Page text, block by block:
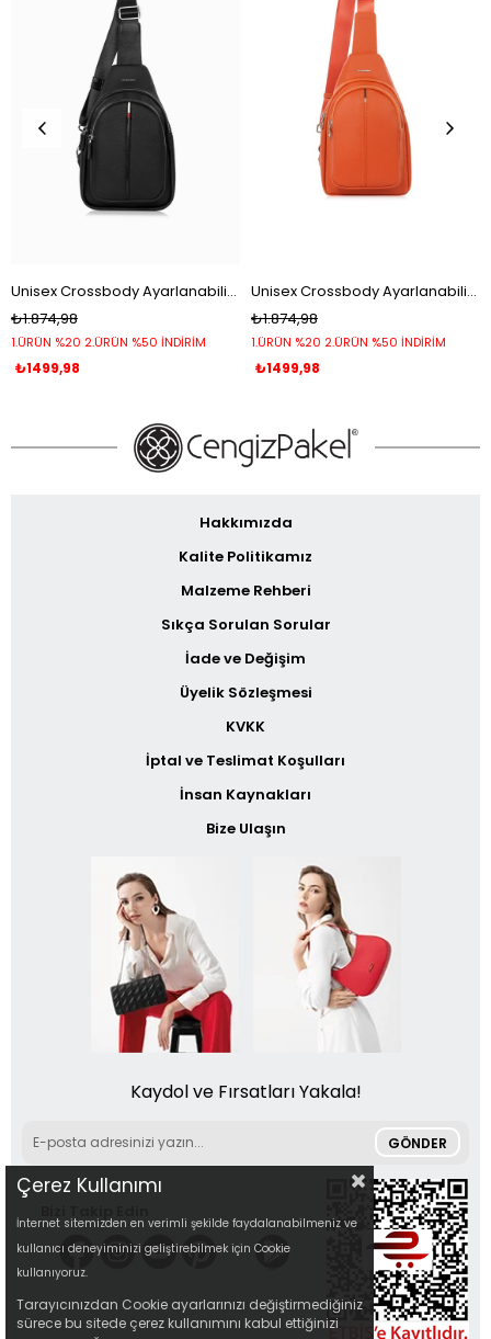
Unisex Crossbody Ayarlanabilir Geniş Askılı ve Çok Fonksiyonlu Organizer Çanta – 7208 - Siyah
₺1.874,98
1.ÜRÜN %20 2.ÜRÜN %50 İNDİRİM
₺1499,98
Unisex Crossbody Ayarlanabilir Geniş Askılı ve Çok Fonksiyonlu Organizer Çanta – 7208 - Kiremit
₺1.874,98
1.ÜRÜN %20 2.ÜRÜN %50 İNDİRİM
₺1499,98
Hakkımızda
Kalite Politikamız
Malzeme Rehberi
Sıkça Sorulan Sorular
İade ve Değişim
Üyelik Sözleşmesi
KVKK
İptal ve Teslimat Koşulları
İnsan Kaynakları
Bize Ulaşın
Kaydol ve Fırsatları Yakala!
GÖNDER
Çerez Kullanımı
İnternet sitemizden en verimli şekilde faydalanabilmeniz ve
kullanıcı deneyiminizi geliştirebilmek için Cookie
kullanıyoruz.
Tarayıcınızdan Cookie ayarlarınızı değiştirmediğiniz
sürece bu sitede çerez kullanımını kabul ettiğinizi